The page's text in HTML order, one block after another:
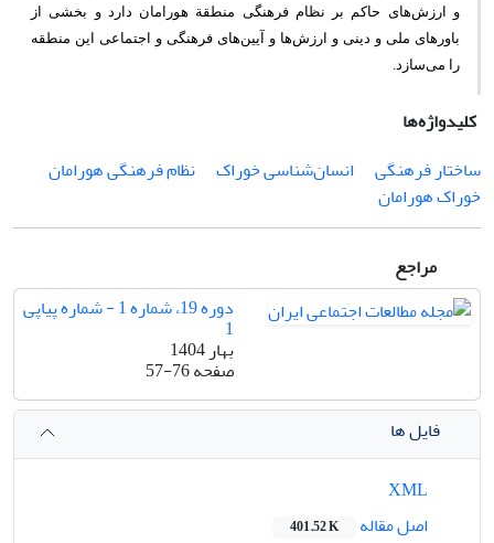
و ارز‌ش‌های حاکم بر نظام فرهنگی منطقة هورامان دارد و بخشی از
باورهای ملی و دینی و ارزش‌ها و آیین‌های فرهنگی و اجتماعی این منطقه
را می‌سازد.
کلیدواژه‌ها
ساختار فرهنگی
انسان‌شناسی خوراک
نظام فرهنگی هورامان
خوراک هورامان
مراجع
دوره 19، شماره 1 - شماره پیاپی
1
بهار 1404
صفحه57-76
فایل ها
اصل مقاله
401.52 K